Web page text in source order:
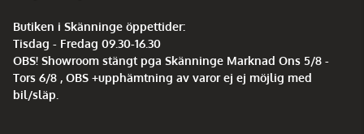
Butiken i Skänninge öppettider:
Tisdag - Fredag 09.30-16.30
OBS! Showroom stängt pga Skänninge Marknad Ons 5/8 -
Tors 6/8 , OBS +upphämtning av varor ej ej möjlig med
bil/släp.